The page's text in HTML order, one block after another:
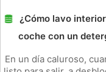
¿Cómo lavo
coche con un
En un día caluroso,